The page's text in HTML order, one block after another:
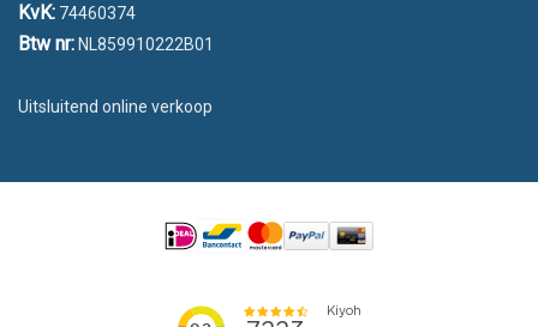
KvK: 74460374
Btw nr: NL859910222B01
Uitsluitend online verkoop